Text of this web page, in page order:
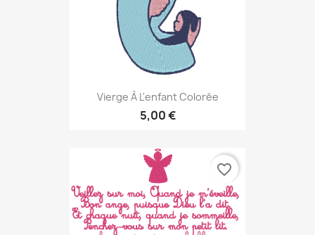
Vierge À L'enfant Colorée
5,00 €
favorite_border